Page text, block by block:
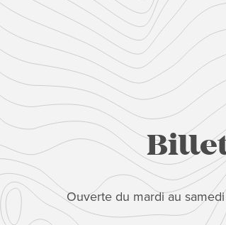
Ouverte du mardi au